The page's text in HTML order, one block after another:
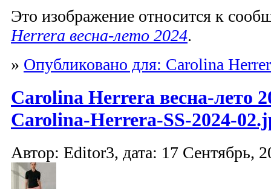
Это изображение относится к
Herrera весна-лето 2024.
» Опубликовано для: Carolina
Carolina Herrera весна-лето
Carolina-Herrera-SS-2024-
Автор: Editor3, дата: 17 Сентябрь,